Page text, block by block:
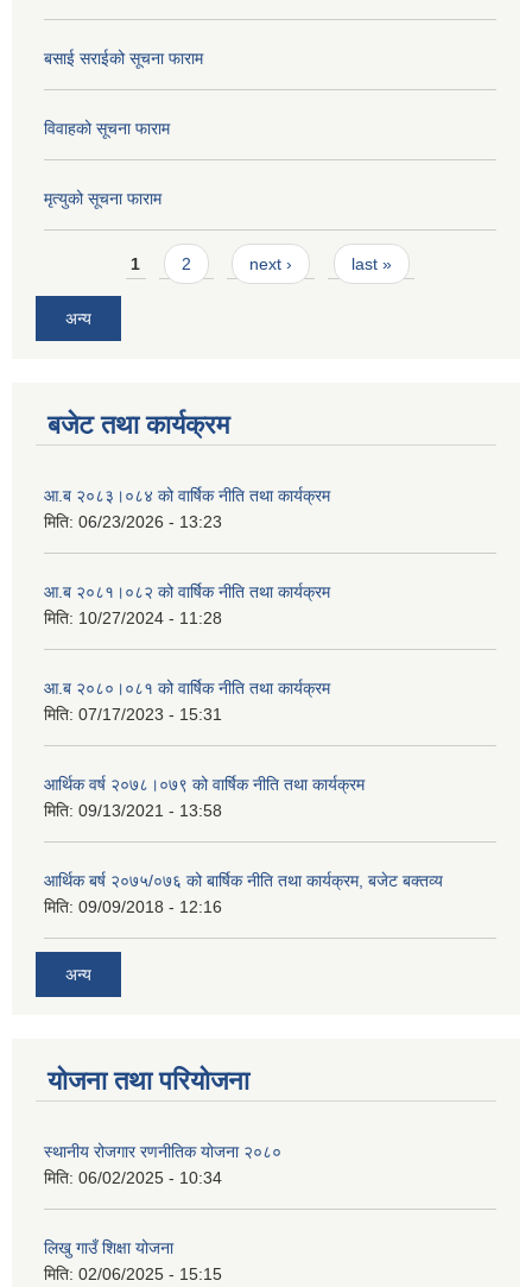
बसाई सराईको सूचना फाराम
विवाहको सूचना फाराम
मृत्युको सूचना फाराम
Pages1 2 next › last »
अन्य
बजेट तथा कार्यक्रम
आ.ब २०८३।०८४ को वार्षिक नीति तथा कार्यक्रम
मिति: 06/23/2026 - 13:23
आ.ब २०८१।०८२ को वार्षिक नीति तथा कार्यक्रम
मिति: 10/27/2024 - 11:28
आ.ब २०८०।०८१ को वार्षिक नीति तथा कार्यक्रम
मिति: 07/17/2023 - 15:31
आर्थिक वर्ष २०७८।०७९ को वार्षिक नीति तथा कार्यक्रम
मिति: 09/13/2021 - 13:58
आर्थिक बर्ष २०७५/०७६ को बार्षिक नीति तथा कार्यक्रम, बजेट बक्तव्य
मिति: 09/09/2018 - 12:16
अन्य
योजना तथा परियोजना
स्थानीय रोजगार रणनीतिक योजना २०८०
मिति: 06/02/2025 - 10:34
लिखु गाउँ शिक्षा योजना
मिति: 02/06/2025 - 15:15